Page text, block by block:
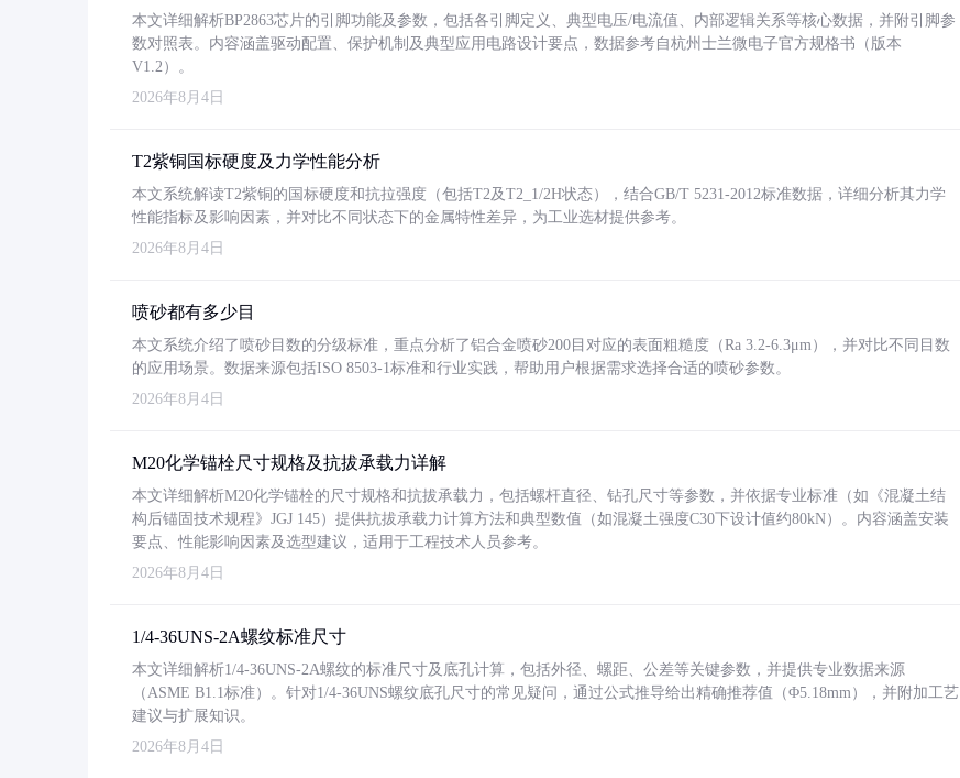
本文详细解析BP2863芯片的引脚功能及参数，包括各引脚定义、典型电压/电流值、内部逻辑关系等核心数据，并附引脚参
数对照表。内容涵盖驱动配置、保护机制及典型应用电路设计要点，数据参考自杭州士兰微电子官方规格书（版本
V1.2）。
2026年8月4日
T2紫铜国标硬度及力学性能分析
本文系统解读T2紫铜的国标硬度和抗拉强度（包括T2及T2_1/2H状态），结合GB/T 5231-2012标准数据，详细分析其力学
性能指标及影响因素，并对比不同状态下的金属特性差异，为工业选材提供参考。
2026年8月4日
喷砂都有多少目
本文系统介绍了喷砂目数的分级标准，重点分析了铝合金喷砂200目对应的表面粗糙度（Ra 3.2-6.3μm），并对比不同目数
的应用场景。数据来源包括ISO 8503-1标准和行业实践，帮助用户根据需求选择合适的喷砂参数。
2026年8月4日
M20化学锚栓尺寸规格及抗拔承载力详解
本文详细解析M20化学锚栓的尺寸规格和抗拔承载力，包括螺杆直径、钻孔尺寸等参数，并依据专业标准（如《混凝土结
构后锚固技术规程》JGJ 145）提供抗拔承载力计算方法和典型数值（如混凝土强度C30下设计值约80kN）。内容涵盖安装
要点、性能影响因素及选型建议，适用于工程技术人员参考。
2026年8月4日
1/4-36UNS-2A螺纹标准尺寸
本文详细解析1/4-36UNS-2A螺纹的标准尺寸及底孔计算，包括外径、螺距、公差等关键参数，并提供专业数据来源
（ASME B1.1标准）。针对1/4-36UNS螺纹底孔尺寸的常见疑问，通过公式推导给出精确推荐值（Φ5.18mm），并附加工艺
建议与扩展知识。
2026年8月4日